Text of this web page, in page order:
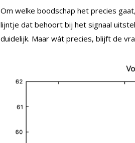
Om welke boodschap het precies
lijntje dat behoort bij het signaal
duidelijk. Maar wát precies, blijft de